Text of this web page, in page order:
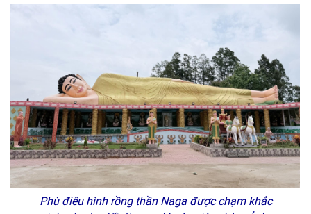
Phù điêu hình rồng thần Naga được chạm khắc